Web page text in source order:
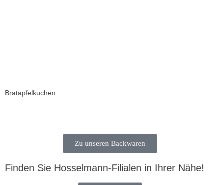
Bratapfelkuchen
Zu unseren Backwaren
Finden Sie Hosselmann-Filialen in Ihrer Nähe!